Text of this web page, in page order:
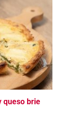
queso brie